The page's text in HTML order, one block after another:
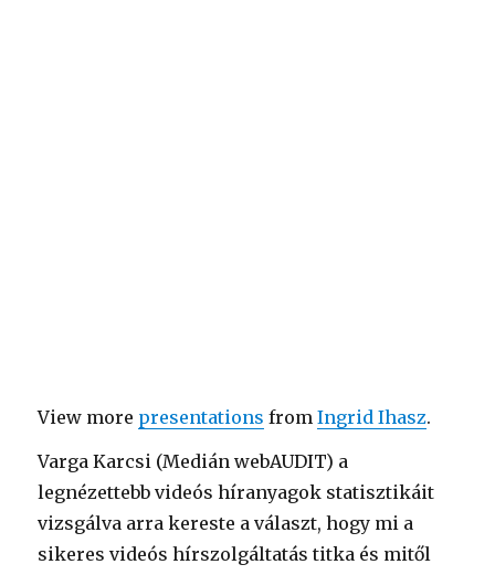
View more presentations fromIngrid Ihasz.
Varga Karcsi (Medián webAUDIT) a
legnézettebb videós híranyagok statisztikáit
vizsgálva arra kereste a választ, hogy mi a
sikeres videós hírszolgáltatás titka és mitől